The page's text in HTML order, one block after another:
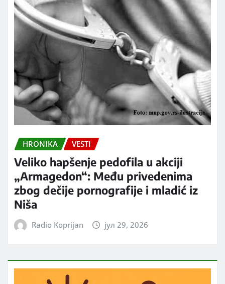
HRONIKA VESTI
Veliko hapšenje pedofila u akciji
„Armagedon“: Među privedenima
zbog dečije pornografije i mladić iz
Niša
Radio Koprijan јул 29, 2026